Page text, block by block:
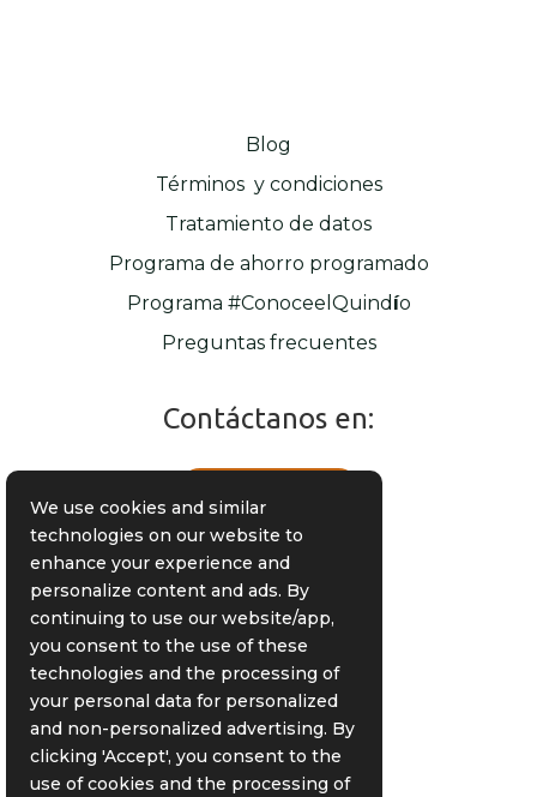
Blog
Términos y condiciones
Tratamiento de datos
Programa de ahorro programado
Programa #ConoceelQuind ío
Preguntas frecuentes
Contáctanos en:
¿Te llamamos?
Si quieres asesoría para tu viaje, ingresa tu
número telefónico a continuación y nos
comunicaremos contigo. (Si es número fijo
incluye el indicativo).
Celular o teléfono
We use cookies and similar
technologies on our website to
enhance your experience and
personalize content and ads. By
continuing to use our website/app,
you consent to the use of these
technologies and the processing of
your personal data for personalized
and non-personalized advertising. By
clicking 'Accept', you consent to the
use of cookies and the processing of